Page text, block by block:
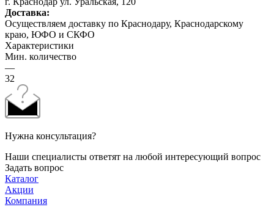
Доставка:
Осуществляем доставку по Краснодару, Краснодарскому
краю, ЮФО и СКФО
Характеристики
Мин. количество
—
32
Нужна консультация?
Наши специалисты ответят на любой интересующий вопрос
Задать вопрос
Каталог
Акции
Компания